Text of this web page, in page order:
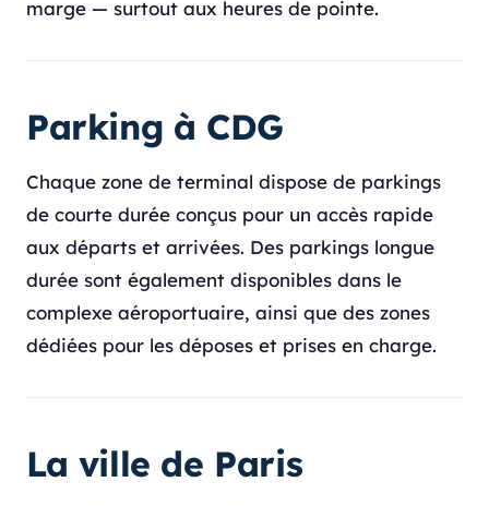
marge — surtout aux heures de pointe.
Parking à CDG
Chaque zone de terminal dispose de parkings
de courte durée conçus pour un accès rapide
aux départs et arrivées. Des parkings longue
durée sont également disponibles dans le
complexe aéroportuaire, ainsi que des zones
dédiées pour les déposes et prises en charge.
La ville de Paris